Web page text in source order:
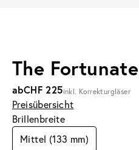
The Fortunate
abCHF 225inkl. Korrekturgläser
Preisübersicht
Brillenbreite
Mittel (133 mm)